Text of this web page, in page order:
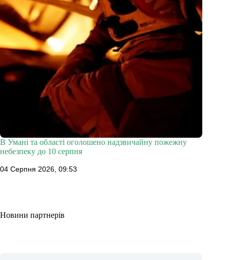
В Умані та області оголошено надзвичайну пожежну
небезпеку до 10 серпня
04 Серпня 2026, 09:53
Новини партнерів